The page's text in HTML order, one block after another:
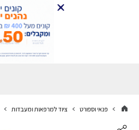
פנאי וספורט ציוד למרפאות ומעבדות